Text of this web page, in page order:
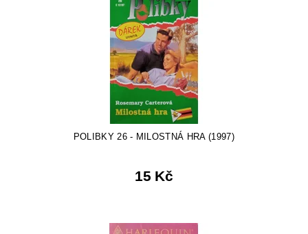
POLIBKY 26 - MILOSTNÁ HRA (1997)
15 Kč